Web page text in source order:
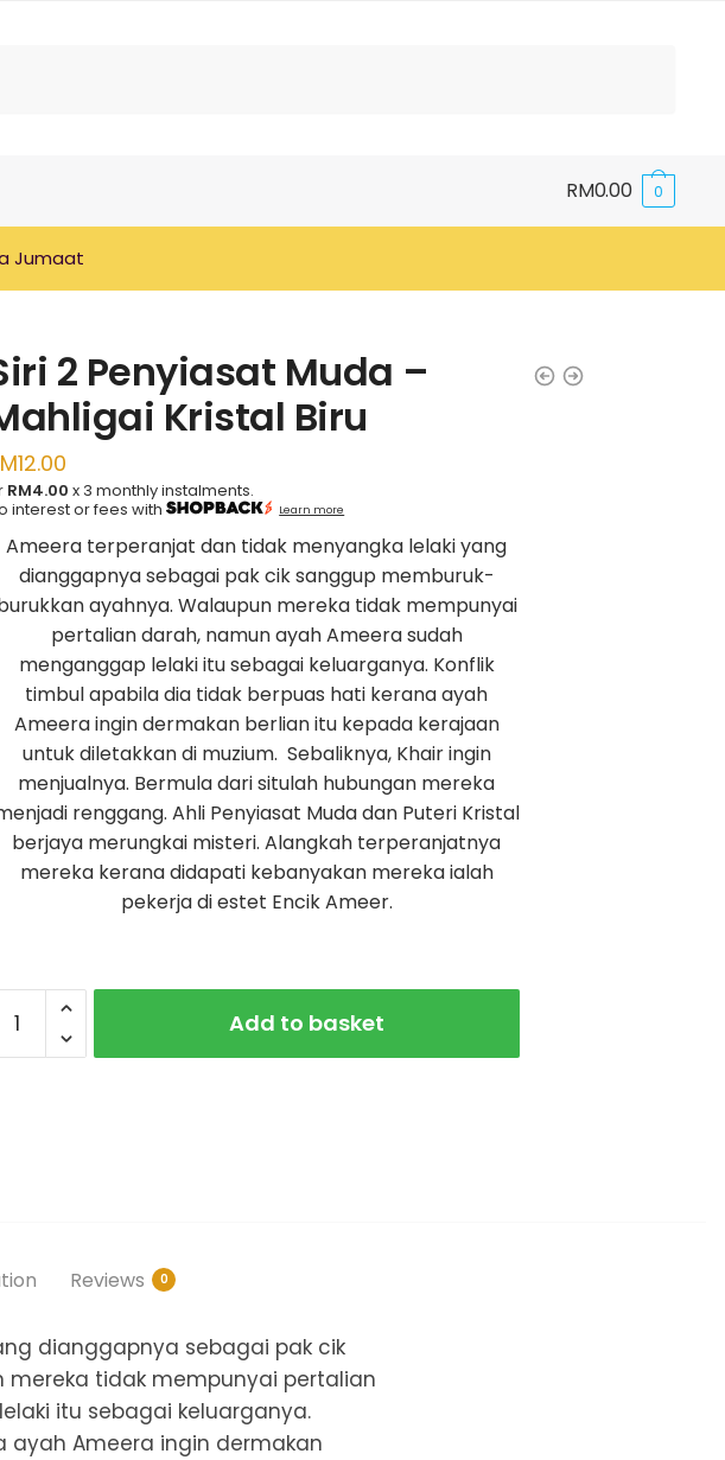
RM0.00 0
Jumaat
2 Penyiasat Muda –
Kristal Biru
12.00
RM4.00 x 3 monthly instalments.
interest or fees with
Learn more
Ameera terperanjat dan tidak menyangka lelaki yang
dianggapnya sebagai pak cik sanggup memburuk-
ayahnya. Walaupun mereka tidak mempunyai
pertalian darah, namun ayah Ameera sudah
menganggap lelaki itu sebagai keluarganya. Konflik
timbul apabila dia tidak berpuas hati kerana ayah
Ameera ingin dermakan berlian itu kepada kerajaan
untuk diletakkan di muzium. Sebaliknya, Khair ingin
menjualnya. Bermula dari situlah hubungan mereka
renggang. Ahli Penyiasat Muda dan Puteri Kristal
berjaya merungkai misteri. Alangkah terperanjatnya
mereka kerana didapati kebanyakan mereka ialah
pekerja di estet Encik Ameer.
Add to basket
Reviews 0
dianggapnya sebagai pak cik
mereka tidak mempunyai pertalian
itu sebagai keluarganya.
ayah Ameera ingin dermakan